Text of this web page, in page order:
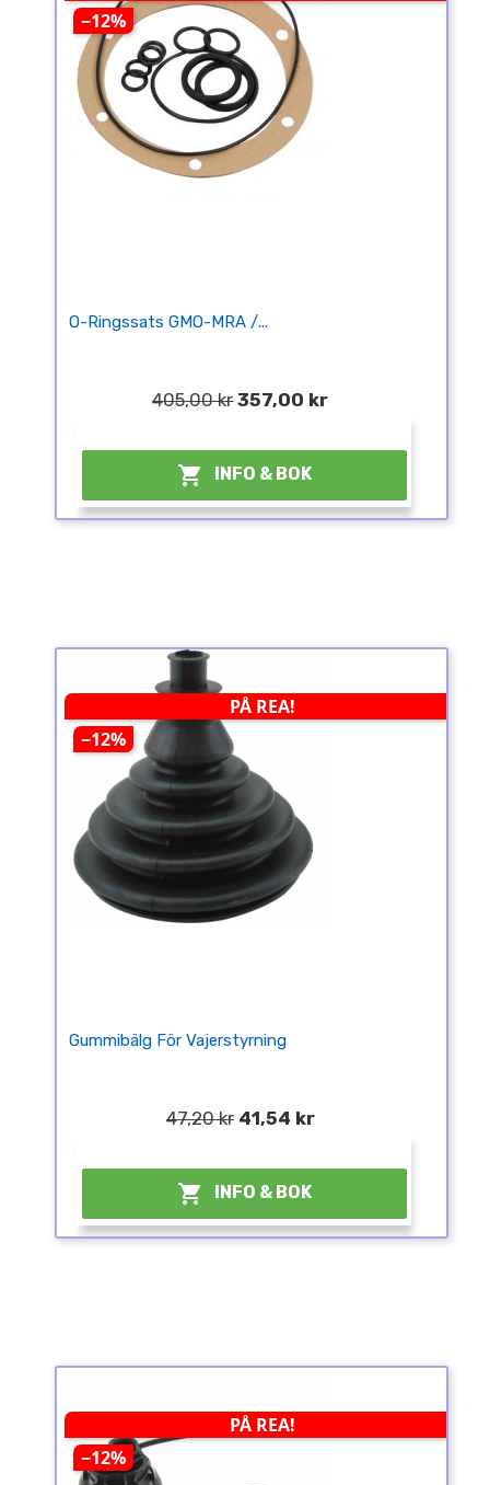
−12%
O-Ringssats GMO-MRA /...
405,00 kr 357,00 kr
 INFO & BOK
PÅ REA!
−12%
Gummibälg För Vajerstyrning
47,20 kr 41,54 kr
 INFO & BOK
PÅ REA!
−12%